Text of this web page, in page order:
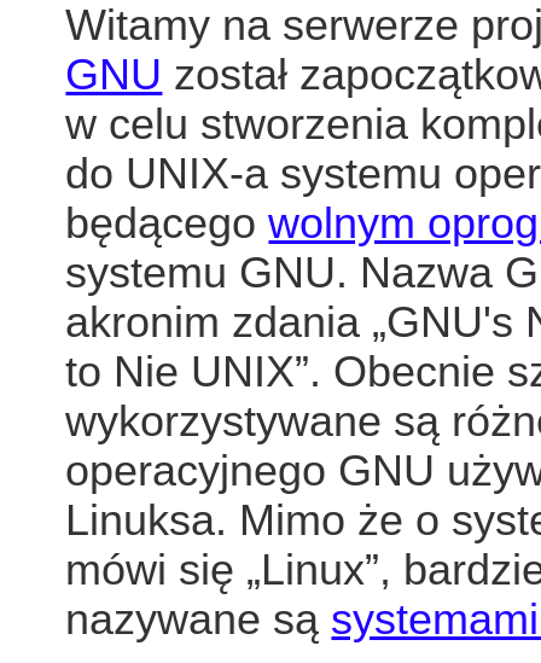
Witamy na serwerze
GNU został
w celu stworzenia
do UNIX-a systemu
będącegowolnym
systemu GNU. Nazwa
akronim zdania „GNU's
to Nie UNIX”. Obecnie
wykorzystywane są
operacyjnego GNU
Linuksa. Mimo że o
mówi się „Linux”,
nazywane są